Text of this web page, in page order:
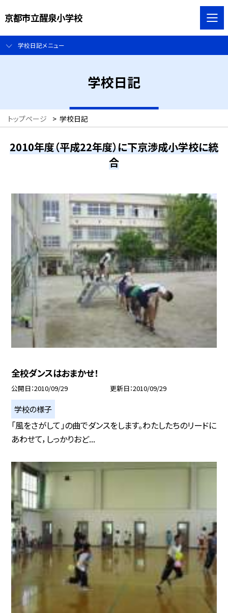
京都市立醒泉小学校
学校日記メニュー
学校日記
トップページ > 学校日記
2010年度（平成22年度）に下京渉成小学校に統
合
全校ダンスはおまかせ！
公開日 2010/09/29 更新日 2010/09/29
学校の様子
「風をさがして」の曲でダンスをします。わたしたちのリードに
あわせて，しっかりおど...